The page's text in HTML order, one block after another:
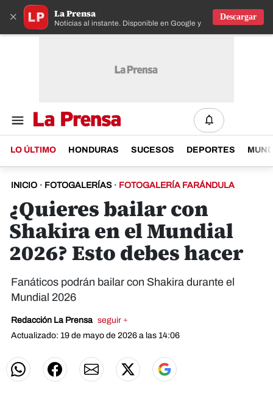
× La Prensa
Noticias al instante. Disponible en Google y IOS
Descargar
LO ÚLTIMO HONDURAS SUCESOS DEPORTES
INICIO · FOTOGALERÍAS · FOTOGALERÍA FARÁNDULA
¿Quieres bailar con
Shakira en el Mundial
2026? Esto debes hacer
Fanáticos podrán bailar con Shakira durante el
Mundial 2026
Redacción La Prensa seguir +
Actualizado: 19 de mayo de 2026 a las 14:06